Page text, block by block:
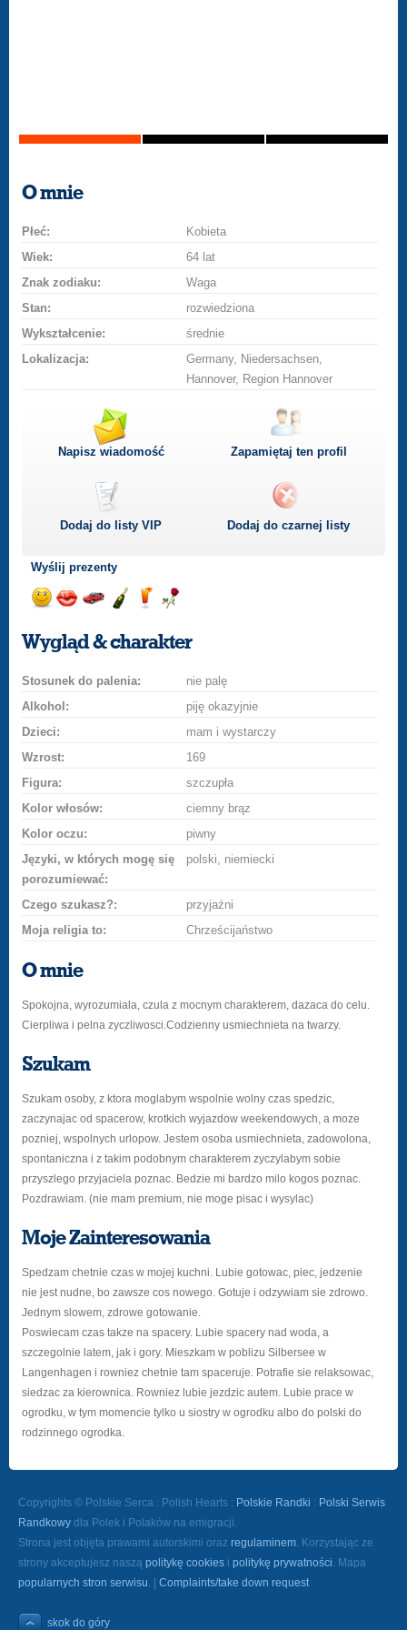
O mnie
Płeć:
Kobieta
Wiek:
64 lat
Znak zodiaku:
Waga
Stan:
rozwiedziona
Wykształcenie:
średnie
Lokalizacja:
Germany, Niedersachsen,
Hannover, Region Hannover
Napisz wiadomość Zapamiętaj ten profil
Dodaj do listyVIP Dodaj do czarnej listy
Wyślij prezenty
uśmiech
buziakasamochodem
szampana
drinka
różę
Wygląd & charakter
Stosunek do palenia:
nie palę
Alkohol:
piję okazyjnie
Dzieci:
mam i wystarczy
Wzrost:
169
Figura:
szczupła
Kolor włosów:
ciemny brąz
Kolor oczu:
piwny
Języki, w których mogę się
porozumiewać:
polski, niemiecki
Czego szukasz?:
przyjaźni
Moja religia to:
Chrześcijaństwo
O mnie
Spokojna, wyrozumiala, czula z mocnym charakterem, dazaca do celu.
Cierpliwa i pelna zyczliwosci.Codzienny usmiechnieta na twarzy.
Szukam
Szukam osoby, z ktora moglabym wspolnie wolny czas spedzic,
zaczynajac od spacerow, krotkich wyjazdow weekendowych, a moze
pozniej, wspolnych urlopow. Jestem osoba usmiechnieta, zadowolona,
spontaniczna i z takim podobnym charakterem zyczylabym sobie
przyszlego przyjaciela poznac. Bedzie mi bardzo milo kogos poznac.
Pozdrawiam. (nie mam premium, nie moge pisac i wysylac)
Moje Zainteresowania
Spedzam chetnie czas w mojej kuchni. Lubie gotowac, piec, jedzenie
nie jest nudne, bo zawsze cos nowego. Gotuje i odzywiam sie zdrowo.
Jednym slowem, zdrowe gotowanie.
Poswiecam czas takze na spacery. Lubie spacery nad woda, a
szczegolnie latem, jak i gory. Mieszkam w poblizu Silbersee w
Langenhagen i rowniez chetnie tam spaceruje. Potrafie sie relaksowac,
siedzac za kierownica. Rowniez lubie jezdzic autem. Lubie prace w
ogrodku, w tym momencie tylko u siostry w ogrodku albo do polski do
rodzinnego ogrodka.
Copyrights © Polskie Serca : Polish Hearts : Polskie Randki : Polski Serwis
Randkowy dla Polek i Polaków na emigracji.
Strona jest objęta prawami autorskimi oraz regulaminem. Korzystając ze
strony akceptujesz naszą politykę cookies i politykę prywatności. Mapa
popularnych stron serwisu. | Complaints/take down request
skok do góry